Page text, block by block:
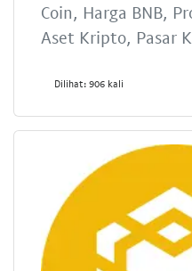
Coin, Harga BNB,
Aset Kripto, Pasar
Dilihat: 906 kali